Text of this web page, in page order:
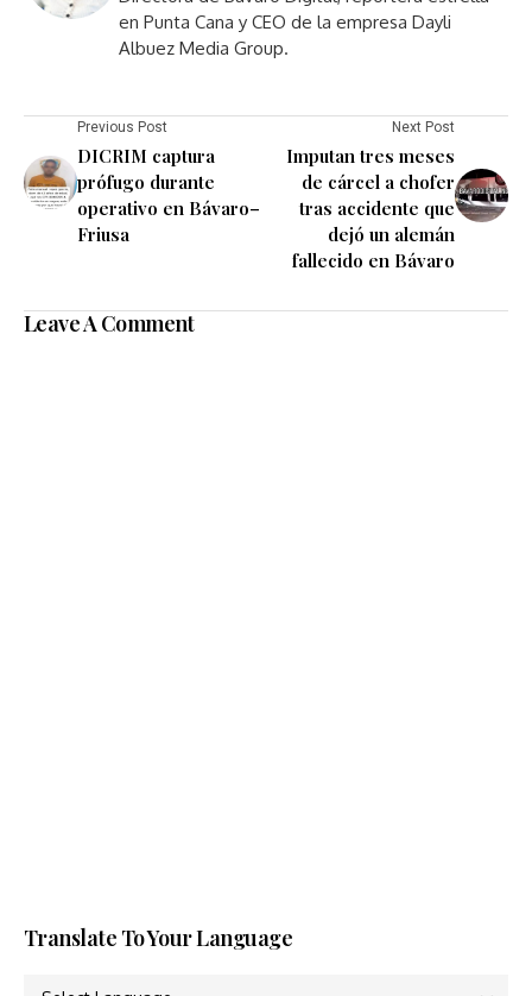
en Punta Cana y CEO de la empresa Dayli
Albuez Media Group.
Previous Post
DICRIM captura
prófugo durante
operativo en Bávaro–
Friusa
Next Post
Imputan tres meses
de cárcel a chofer
tras accidente que
dejó un alemán
fallecido en Bávaro
Leave A Comment
Translate To Your Language